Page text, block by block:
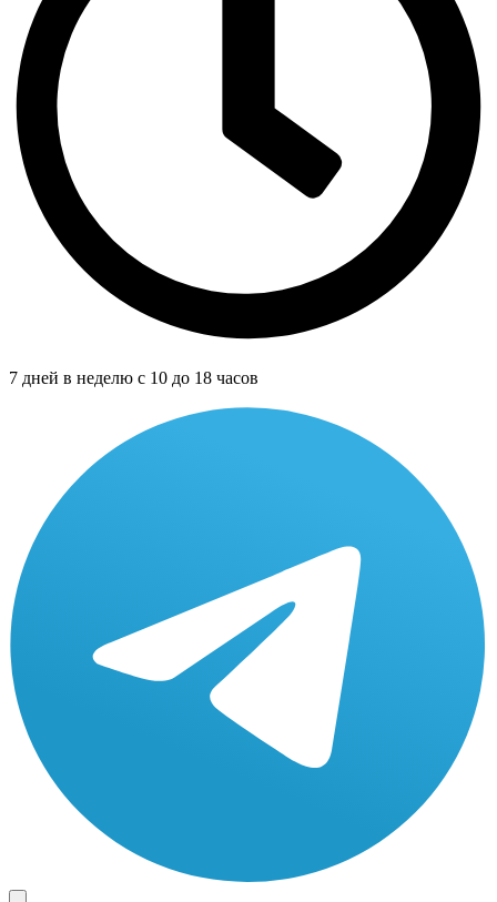
7 дней в неделю с 10 до 18 часов